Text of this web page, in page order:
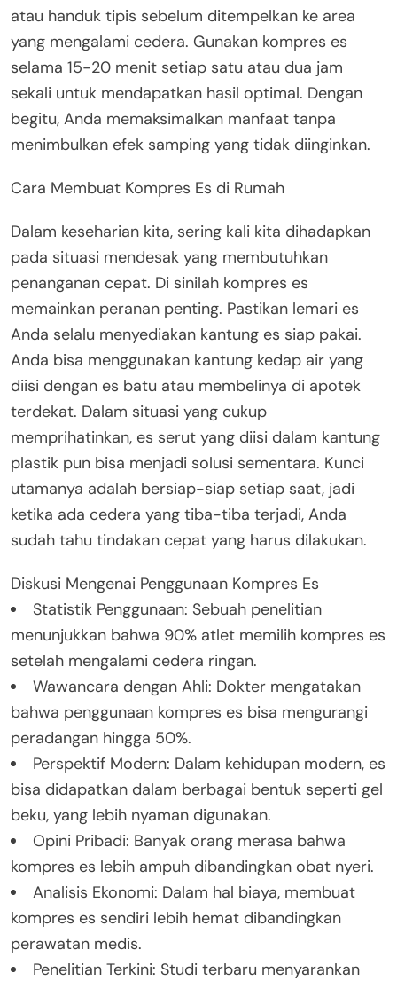
atau handuk tipis sebelum ditempelkan ke area
yang mengalami cedera. Gunakan kompres es
selama 15-20 menit setiap satu atau dua jam
sekali untuk mendapatkan hasil optimal. Dengan
begitu, Anda memaksimalkan manfaat tanpa
menimbulkan efek samping yang tidak diinginkan.
Cara Membuat Kompres Es di Rumah
Dalam keseharian kita, sering kali kita dihadapkan
pada situasi mendesak yang membutuhkan
penanganan cepat. Di sinilah kompres es
memainkan peranan penting. Pastikan lemari es
Anda selalu menyediakan kantung es siap pakai.
Anda bisa menggunakan kantung kedap air yang
diisi dengan es batu atau membelinya di apotek
terdekat. Dalam situasi yang cukup
memprihatinkan, es serut yang diisi dalam kantung
plastik pun bisa menjadi solusi sementara. Kunci
utamanya adalah bersiap-siap setiap saat, jadi
ketika ada cedera yang tiba-tiba terjadi, Anda
sudah tahu tindakan cepat yang harus dilakukan.
Diskusi Mengenai Penggunaan Kompres Es
Statistik Penggunaan: Sebuah penelitian
menunjukkan bahwa 90% atlet memilih kompres es
setelah mengalami cedera ringan.
Wawancara dengan Ahli: Dokter mengatakan
bahwa penggunaan kompres es bisa mengurangi
peradangan hingga 50%.
Perspektif Modern: Dalam kehidupan modern, es
bisa didapatkan dalam berbagai bentuk seperti gel
beku, yang lebih nyaman digunakan.
Opini Pribadi: Banyak orang merasa bahwa
kompres es lebih ampuh dibandingkan obat nyeri.
Analisis Ekonomi: Dalam hal biaya, membuat
kompres es sendiri lebih hemat dibandingkan
perawatan medis.
Penelitian Terkini: Studi terbaru menyarankan